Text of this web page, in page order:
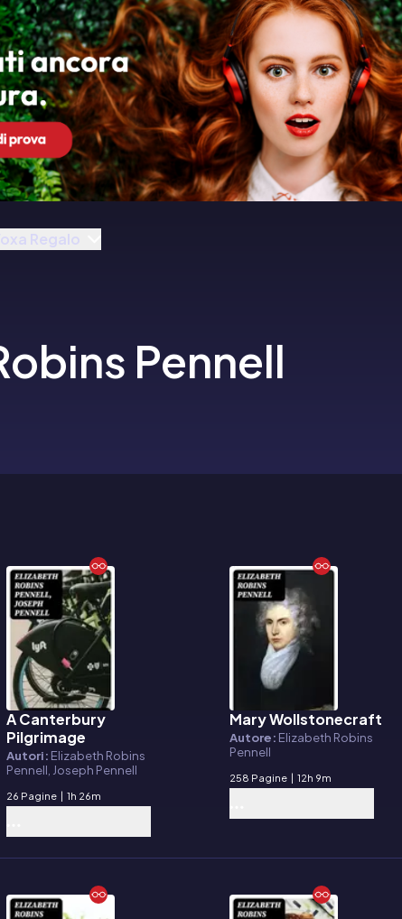
Regalo
Pennell
E-book
A Canterbury
Pilgrimage
Autori: Elizabeth Robins
Pennell, Joseph Pennell
26 Pagine | 1h 26m
E-book
Mary Wollstonecraft
Autore: Elizabeth Robins
Pennell
258 Pagine | 12h 9m